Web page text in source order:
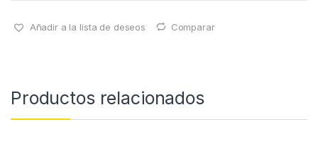
Añadir a la lista de deseos Comparar
Productos relacionados